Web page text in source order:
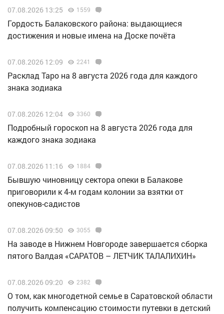
07.08.2026 13:25 1559
Гордость Балаковского района: выдающиеся
достижения и новые имена на Доске почёта
07.08.2026 12:09 2241
Расклад Таро на 8 августа 2026 года для каждого
знака зодиака
07.08.2026 12:04 3360
Подробный гороскоп на 8 августа 2026 года для
каждого знака зодиака
07.08.2026 11:16 1884
Бывшую чиновницу сектора опеки в Балакове
приговорили к 4-м годам колонии за взятки от
опекунов-садистов
07.08.2026 09:50 3055
Н️а заводе в Нижнем Новгороде завершается сборка
пятого Валдая «САРАТОВ – ЛЕТЧИК ТАЛАЛИХИН»
07.08.2026 09:20 2382
О том, как многодетной семье в Саратовской области
получить компенсацию стоимости путевки в детский